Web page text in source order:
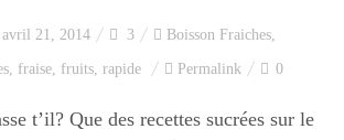
des recettes
Catégories
avril 21, 2014 3 Boisson Fraiches,
, fraise, fruits, rapide Permalink 0
t’il? Que des recettes sucrées sur le